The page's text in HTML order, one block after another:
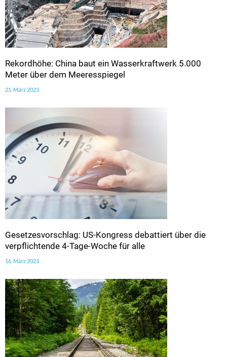
Rekordhöhe: China baut ein Wasserkraftwerk 5.000
Meter über dem Meeresspiegel
21. März 2023
Gesetzesvorschlag: US-Kongress debattiert über die
verpflichtende 4-Tage-Woche für alle
16. März 2023